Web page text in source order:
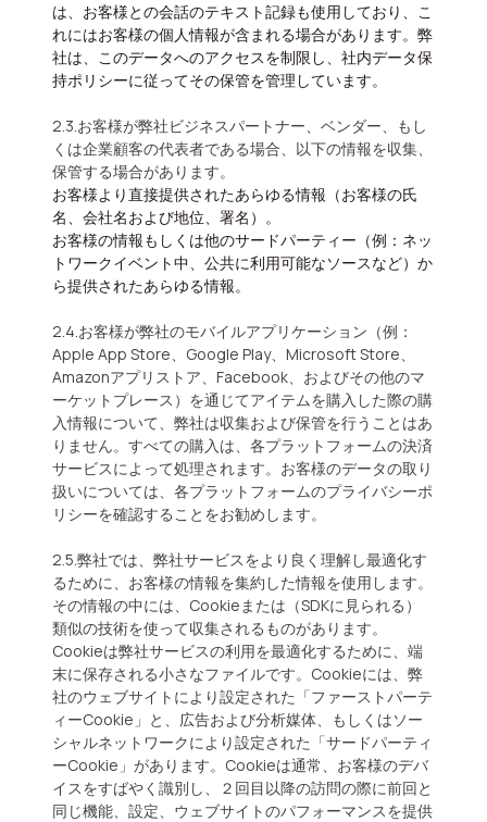
は、お客様との会話のテキスト記録も使用しており、こ
れにはお客様の個人情報が含まれる場合があります。弊
社は、このデータへのアクセスを制限し、社内データ保
持ポリシーに従ってその保管を管理しています。
2.3.お客様が弊社ビジネスパートナー、ベンダー、もし
くは企業顧客の代表者である場合、以下の情報を収集、
保管する場合があります。
お客様より直接提供されたあらゆる情報（お客様の氏
名、会社名および地位、署名）。
お客様の情報もしくは他のサードパーティー（例：ネッ
トワークイベント中、公共に利用可能なソースなど）か
ら提供されたあらゆる情報。
2.4.お客様が弊社のモバイルアプリケーション（例：
Apple App Store、Google Play、Microsoft Store、
Amazonアプリストア、Facebook、およびその他のマ
ーケットプレース）を通じてアイテムを購入した際の購
入情報について、弊社は収集および保管を行うことはあ
りません。すべての購入は、各プラットフォームの決済
サービスによって処理されます。お客様のデータの取り
扱いについては、各プラットフォームのプライバシーポ
リシーを確認することをお勧めします。
2.5.弊社では、弊社サービスをより良く理解し最適化す
るために、お客様の情報を集約した情報を使用します。
その情報の中には、Cookieまたは（SDKに見られる）
類似の技術を使って収集されるものがあります。
Cookieは弊社サービスの利用を最適化するために、端
末に保存される小さなファイルです。Cookieには、弊
社のウェブサイトにより設定された「ファーストパーテ
ィーCookie」と、広告および分析媒体、もしくはソー
シャルネットワークにより設定された「サードパーティ
ーCookie」があります。Cookieは通常、お客様のデバ
イスをすばやく識別し、２回目以降の訪問の際に前回と
同じ機能、設定、ウェブサイトのパフォーマンスを提供